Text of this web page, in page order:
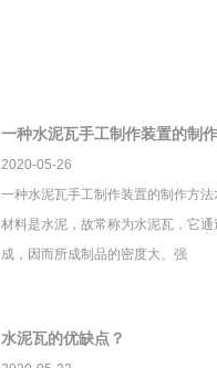
一种水泥瓦手工制作装置的制
2020-05-26
一种水泥瓦手工制作装置的制作方
材料是水泥，故常称为水泥瓦，它
成，因而所成制品的密度大、强
水泥瓦的优缺点？